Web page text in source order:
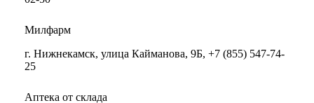
Милфарм
г. Нижнекамск, улица Кайманова, 9Б, +7 (855) 547-74-
25
Аптека от склада